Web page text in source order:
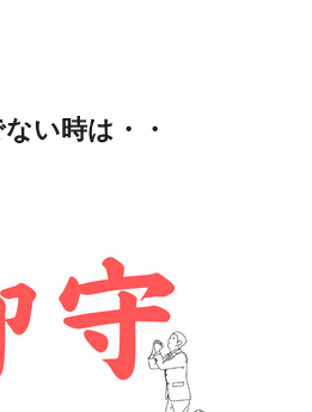
い時は・・